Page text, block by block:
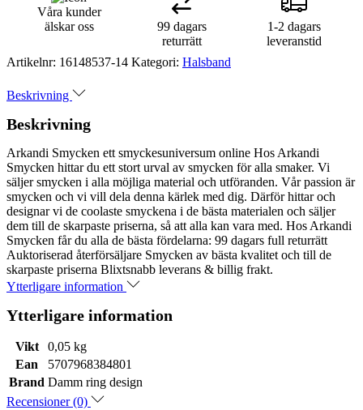
Våra kunder
älskar oss
99 dagars
returrätt
1-2 dagars
leveranstid
Artikelnr: 16148537-14 Kategori: Halsband
Beskrivning
Beskrivning
Arkandi Smycken ett smyckesuniversum online Hos Arkandi
Smycken hittar du ett stort urval av smycken för alla smaker. Vi
säljer smycken i alla möjliga material och utföranden. Vår passion är
smycken och vi vill dela denna kärlek med dig. Därför hittar och
designar vi de coolaste smyckena i de bästa materialen och säljer
dem till de skarpaste priserna, så att alla kan vara med. Hos Arkandi
Smycken får du alla de bästa fördelarna: 99 dagars full returrätt
Auktoriserad återförsäljare Smycken av bästa kvalitet och till de
skarpaste priserna Blixtsnabb leverans & billig frakt.
Ytterligare information
Ytterligare information
Vikt
0,05 kg
Ean
5707968384801
Brand Damm ring design
Recensioner (0)